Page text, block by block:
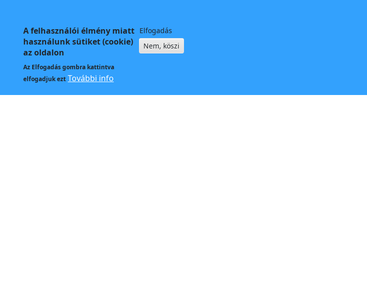
A felhasználói élmény miatt
használunk sütiket (cookie)
az oldalon
Az Elfogadásgombra kattintva
elfogadjuk ezt További info
Elfogadás
Nem, köszi